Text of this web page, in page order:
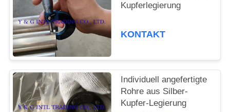
Kupferlegierung
KONTAKT
Individuell angefertigte
Rohre aus Silber-
Kupfer-Legierung